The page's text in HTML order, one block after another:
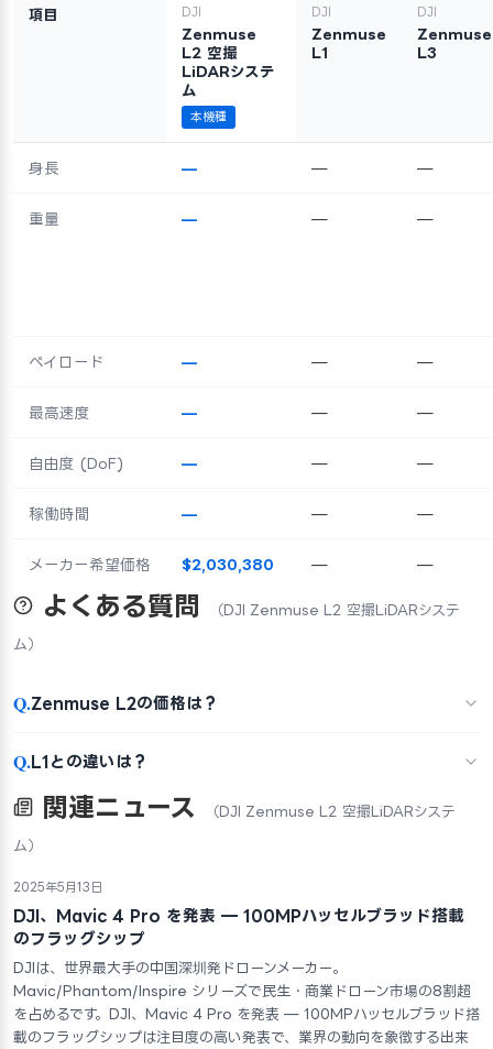
項目 DJI
Zenmuse
L2 空撮
LiDARシステ
ム
本機種
DJI
Zenmuse
L1
DJI
Zenmuse
L3
身長 — — —
重量 — — —
ペイロード — — —
最高速度 — — —
自由度 (DoF) — — —
稼働時間 — — —
メーカー希望価格 $2,030,380 — —
よくある質問 （DJI Zenmuse L2 空撮LiDARシステ
ム）
Q.Zenmuse L2の価格は？
Q.L1との違いは？
関連ニュース （DJI Zenmuse L2 空撮LiDARシステ
ム）
2025年5月13日
DJI、Mavic 4 Pro を発表 — 100MPハッセルブラッド搭載
のフラッグシップ
DJIは、世界最大手の中国深圳発ドローンメーカー。
Mavic/Phantom/Inspire シリーズで民生・商業ドローン市場の8割超
を占めるです。DJI、Mavic 4 Pro を発表 — 100MPハッセルブラッド搭
載のフラッグシップは注目度の高い発表で、業界の動向を象徴する出来